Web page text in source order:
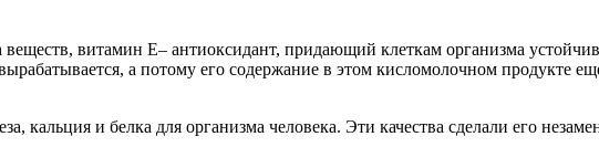
веществ, витамин Е– антиоксидант, придающий клеткам организма
а потому его содержание в этом кисломолочном продукте
кальция и белка для организма человека. Эти качества сделали его